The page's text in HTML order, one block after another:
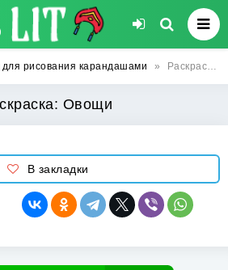
для рисования карандашами » Раскраска: Овощи
Овощи
В закладки